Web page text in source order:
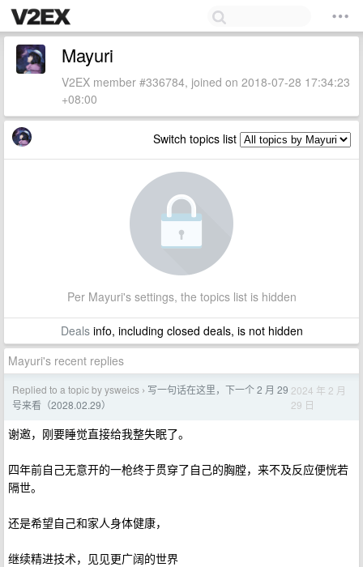
Mayuri
V2EX member #336784, joined on 2018-07-28 17:34:23
+08:00
Switch topics list
Per Mayuri's settings, the topics list is hidden
Dealsinfo, including closed deals, is not hidden
Mayuri's recent replies
Replied to a topic by ysweics › 写一句话在这里，下一个 2 月 29
号来看（2028.02.29）
2024 年 2 月
29 日
谢邀，刚要睡觉直接给我整失眠了。
四年前自己无意开的一枪终于贯穿了自己的胸膛，来不及反应便恍若
隔世。
还是希望自己和家人身体健康，
继续精进技术，见见更广阔的世界